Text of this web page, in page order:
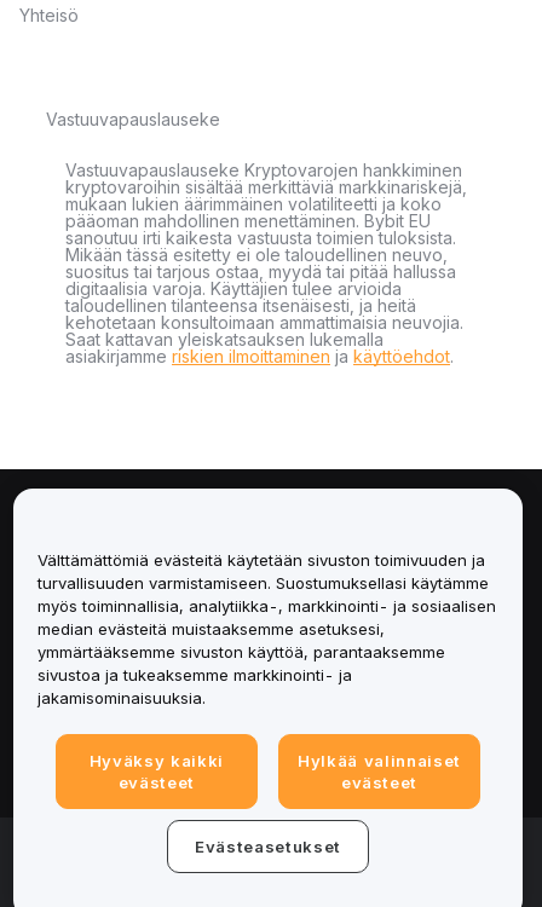
Yhteisö
Vastuuvapauslauseke
Vastuuvapauslauseke Kryptovarojen hankkiminen
kryptovaroihin sisältää merkittäviä markkinariskejä,
mukaan lukien äärimmäinen volatiliteetti ja koko
pääoman mahdollinen menettäminen. Bybit EU
sanoutuu irti kaikesta vastuusta toimien tuloksista.
Mikään tässä esitetty ei ole taloudellinen neuvo,
suositus tai tarjous ostaa, myydä tai pitää hallussa
digitaalisia varoja. Käyttäjien tulee arvioida
taloudellinen tilanteensa itsenäisesti, ja heitä
kehotetaan konsultoimaan ammattimaisia neuvojia.
Saat kattavan yleiskatsauksen lukemalla
asiakirjamme riskien ilmoittaminen ja käyttöehdot.
Palvelut
Tuki
Tuotteet
Lakiasiat
© 2025-2026 Bybit.eu. Kaikki oikeudet pidätetään.
Välttämättömiä evästeitä käytetään sivuston toimivuuden ja
turvallisuuden varmistamiseen. Suostumuksellasi käytämme
myös toiminnallisia, analytiikka-, markkinointi- ja sosiaalisen
median evästeitä muistaaksemme asetuksesi,
ymmärtääksemme sivuston käyttöä, parantaaksemme
sivustoa ja tukeaksemme markkinointi- ja
jakamisominaisuuksia.
Hyväksy kaikki
evästeet
Hylkää valinnaiset
evästeet
Evästeasetukset